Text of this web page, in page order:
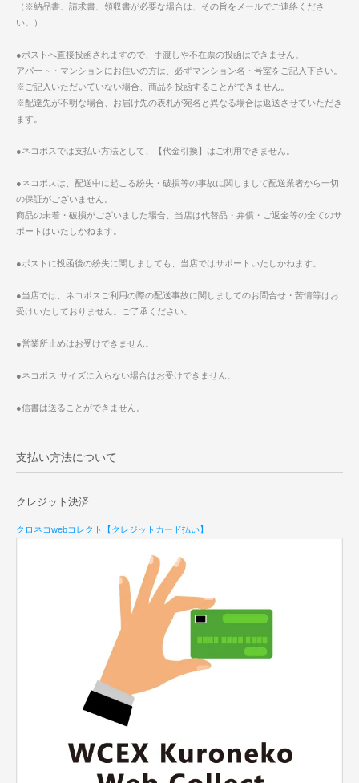
（※納品書、請求書、領収書が必要な場合は、その旨をメールでご連絡くださ
い。）
●ポストへ直接投函されますので、手渡しや不在票の投函はできません。
アパート・マンションにお住いの方は、必ずマンション名・号室をご記入下さい。
※ご記入いただいていない場合、商品を投函することができません。
※配達先が不明な場合、お届け先の表札が宛名と異なる場合は返送させていただき
ます。
●ネコポスでは支払い方法として、【代金引換】はご利用できません。
●ネコポスは、配送中に起こる紛失・破損等の事故に関しまして配送業者から一切
の保証がございません。
商品の未着・破損がございました場合、当店は代替品・弁償・ご返金等の全てのサ
ポートはいたしかねます。
●ポストに投函後の紛失に関しましても、当店ではサポートいたしかねます。
●当店では、ネコポスご利用の際の配送事故に関しましてのお問合せ・苦情等はお
受けいたしておりません。ご了承ください。
●営業所止めはお受けできません。
●ネコポス サイズに入らない場合はお受けできません。
●信書は送ることができません。
支払い方法について
クレジット決済
クロネコwebコレクト【クレジットカード払い】